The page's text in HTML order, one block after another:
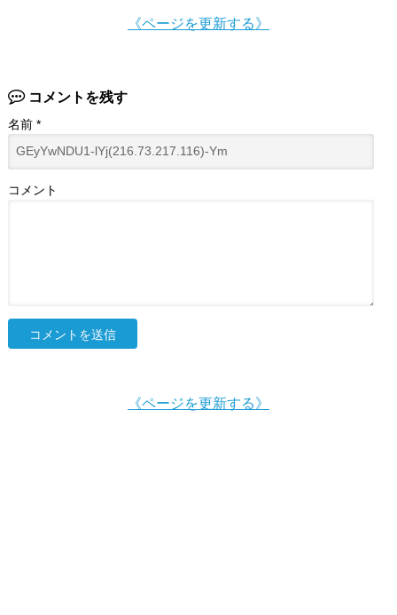
《ページを更新する》
コメントを残す
名前 *
コメント
《ページを更新する》